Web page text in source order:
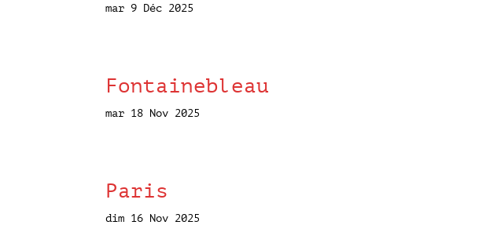
mar 9 Déc 2025
Fontainebleau
mar 18 Nov 2025
Paris
dim 16 Nov 2025